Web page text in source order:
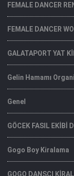
FEMALE DANCER
FEMALE DANCER
GALATAPORT YAT
Gelin Hamamı
Genel
GÖCEK FASIL EKİBİ
Gogo Boy Kiralama
GOGO DANSÇI